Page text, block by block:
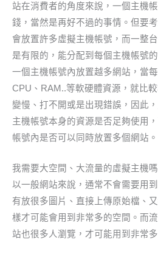
站在消費者的角度來說，一個主機
錢，當然是再好不過的事情。但要
會放置許多虛擬主機帳號，而一整
是有限的，能分配到每個主機帳號
一個主機帳號內放置越多網站，當
CPU、RAM..等軟硬體資源，就比
變慢、打不開或是出現錯誤，因此
主機帳號本身的資源是否足夠使用
帳號內是否可以同時放置多個網站。
我需要大空間、大流量的虛擬主機
以一般網站來說，通常不會需要用
有放很多圖片、直接上傳原始檔、
樣才可能會用到非常多的空間。而
站也很多人瀏覽，才可能用到非常多